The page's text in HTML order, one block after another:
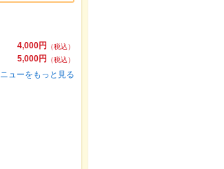
4,000円
（税込）
5,000円
（税込）
ューをもっと見る